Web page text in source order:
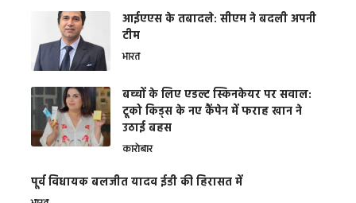
आईएएस के तबादले: सीएम ने बदली अपनी
टीम
भारत
बच्चों के लिए एडल्ट स्किनकेयर पर सवाल:
टूको किड्स के नए कैंपेन में फराह खान ने
उठाई बहस
कारोबार
पूर्व विधायक बलजीत यादव ईडी की हिरासत में